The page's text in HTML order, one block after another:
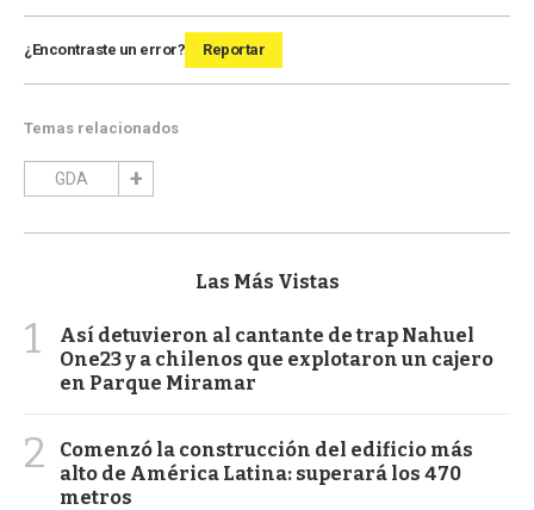
¿Encontraste un error? Reportar
Temas relacionados
GDA
Las Más Vistas
1
Así detuvieron al cantante de trap Nahuel
One23 y a chilenos que explotaron un cajero
en Parque Miramar
2
Comenzó la construcción del edificio más
alto de América Latina: superará los 470
metros